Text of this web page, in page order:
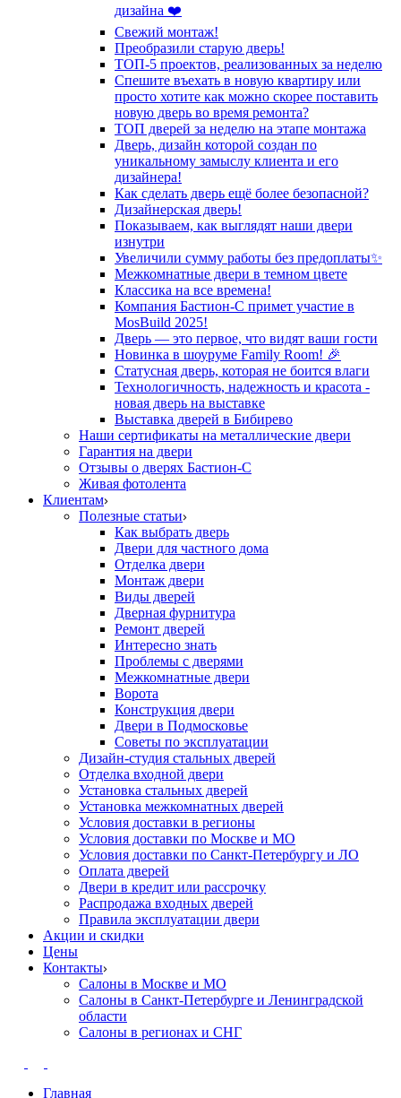
дизайна ❤️
Свежий монтаж!
Преобразили старую дверь!
ТОП-5 проектов, реализованных за неделю
Спешите въехать в новую квартиру или
просто хотите как можно скорее поставить
новую дверь во время ремонта?
ТОП дверей за неделю на этапе монтажа
Дверь, дизайн которой создан по
уникальному замыслу клиента и его
дизайнера!
Как сделать дверь ещё более безопасной?
Дизайнерская дверь!
Показываем, как выглядят наши двери
изнутри
Увеличили сумму работы без предоплаты✨
Межкомнатные двери в темном цвете
Классика на все времена!
Компания Бастион-С примет участие в
MosBuild 2025!
Дверь — это первое, что видят ваши гости
Новинка в шоуруме Family Room! 🎉
Статусная дверь, которая не боится влаги
Технологичность, надежность и красота -
новая дверь на выставке
Выставка дверей в Бибирево
Наши сертификаты на металлические двери
Гарантия на двери
Отзывы о дверях Бастион-С
Живая фотолента
Клиентам
Полезные статьи
Как выбрать дверь
Двери для частного дома
Отделка двери
Монтаж двери
Виды дверей
Дверная фурнитура
Ремонт дверей
Интересно знать
Проблемы с дверями
Межкомнатные двери
Ворота
Конструкция двери
Двери в Подмосковье
Cоветы по эксплуатации
Дизайн-студия стальных дверей
Отделка входной двери
Установка стальных дверей
Установка межкомнатных дверей
Условия доставки в регионы
Условия доставки по Москве и МО
Условия доставки по Санкт-Петербургу и ЛО
Оплата дверей
Двери в кредит или рассрочку
Распродажа входных дверей
Правила эксплуатации двери
Акции и скидки
Цены
Контакты
Салоны в Москве и МО
Салоны в Санкт-Петербурге и Ленинградской
области
Салоны в регионах и СНГ
Главная